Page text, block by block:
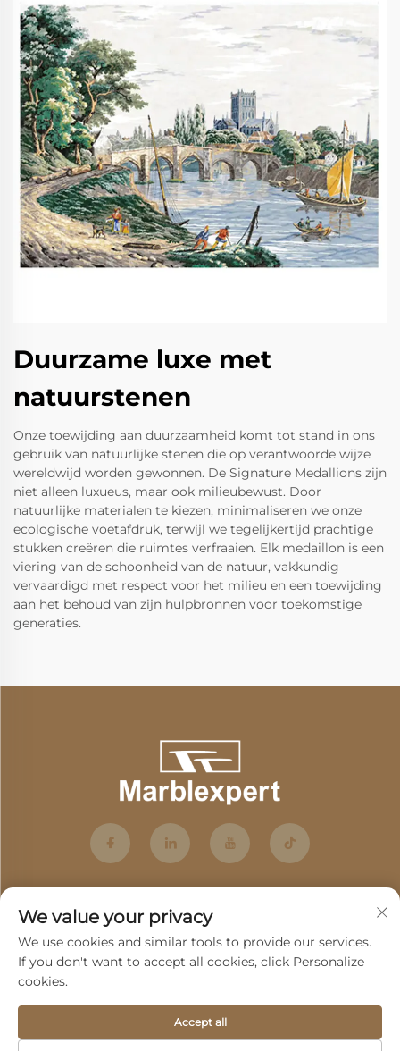
Duurzame luxe met
natuurstenen
Onze toewijding aan duurzaamheid komt tot stand in ons
gebruik van natuurlijke stenen die op verantwoorde wijze
wereldwijd worden gewonnen. De Signature Medallions zijn
niet alleen luxueus, maar ook milieubewust. Door
natuurlijke materialen te kiezen, minimaliseren we onze
ecologische voetafdruk, terwijl we tegelijkertijd prachtige
stukken creëren die ruimtes verfraaien. Elk medaillon is een
viering van de schoonheid van de natuur, vakkundig
vervaardigd met respect voor het milieu en een toewijding
aan het behoud van zijn hulpbronnen voor toekomstige
generaties.
We value your privacy
We use cookies and similar tools to provide our services.
If you don't want to accept all cookies, click Personalize
cookies.
Accept all